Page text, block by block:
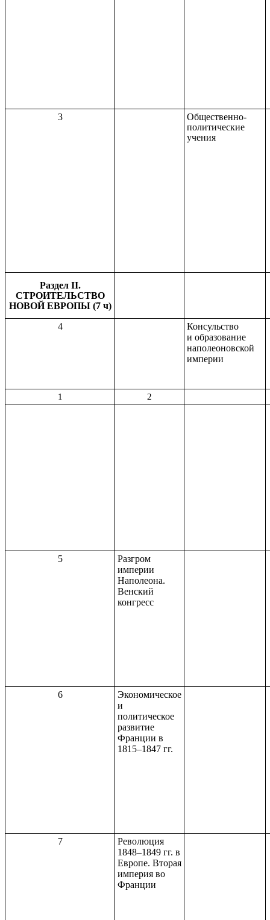
3
Общественно-
политические
учения
Раздел II.
СТРОИТЕЛЬСТВО
НОВОЙ ЕВРОПЫ (7 ч)
4
Консульство
и образование
наполеоновской
империи
1 2
5
Разгром
империи
Наполеона.
Венский
конгресс
6
Экономическое
и
политическое
развитие
Франции в
1815–1847 гг.
7
Революция
1848–1849 гг. в
Европе. Вторая
империя во
Франции